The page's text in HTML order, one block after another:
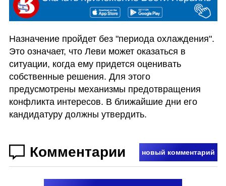
Назначение пройдет без "периода охлаждения".
Это означает, что Леви может оказаться в
ситуации, когда ему придется оценивать
собственные решения. Для этого
предусмотрены механизмы предотвращения
конфликта интересов. В ближайшие дни его
кандидатуру должны утвердить.
Комментарии новый комментарий